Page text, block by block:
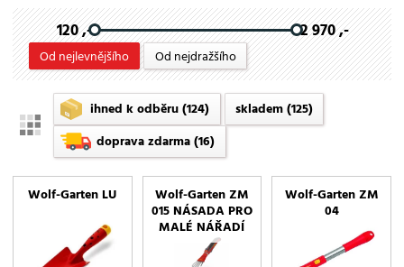
kartáče na spáry
kovadlinkové
kypřiče půdy
Lopatky
malé hrábě
motyčky
na živé ploty
na stromy
na trávu
nůžky
120 ,- 2 970 ,-
Od nejlevnějšího Od nejdražšího
ihned k odběru(124) skladem(125)
doprava zdarma(16)
Wolf-Garten LU Wolf-Garten ZM
015 NÁSADA PRO
MALÉ NÁŘADÍ
Wolf-Garten ZM
04